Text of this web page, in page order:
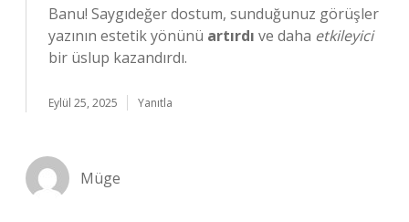
Banu! Saygıdeğer dostum, sunduğunuz görüşler
yazının estetik yönünü artırdı ve daha etkileyici
bir üslup kazandırdı.
Eylül 25, 2025 Yanıtla
Müge